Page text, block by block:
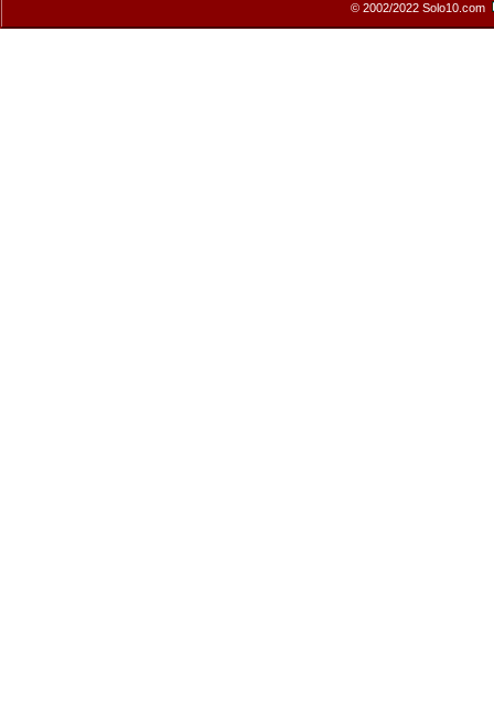
© 2002/2022 Solo10.com